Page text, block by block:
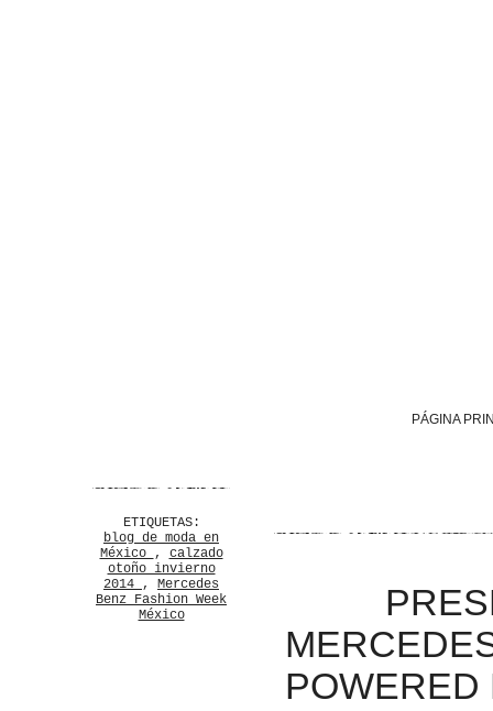
PÁGINA
POWERED
ETIQUETAS:
blog de moda en
México , calzado
otoño invierno
2014 , Mercedes
Benz Fashion Week
México